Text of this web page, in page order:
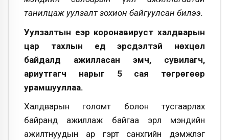
танилцаж уулзалт зохион байгуулсан билээ.
Уулзалтын үеэр коронавируст халдварын
цар тахлын үед эрсдэлтэй нөхцөл
байдалд ажилласан эмч, сувилагч,
ариутгагч нарыг 5 сая төгрөгөөр
урамшууллаа.
Халдварын голомт болон тусгаарлах
байранд ажиллаж байгаа эрүүл мэндийн
ажилтнуудын ар гэрт санхүүгийн дэмжлэг